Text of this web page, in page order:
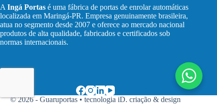
A Ingá Portas é uma fábrica de portas de enrolar automáticas
localizada em Maringá-PR. Empresa genuinamente brasileira,
atua no segmento desde 2007 e oferece ao mercado nacional
produtos de alta qualidade, fabricados e certificados sob
normas internacionais.
© 2026 - Guaruportas •tecnologia iD. criação & design